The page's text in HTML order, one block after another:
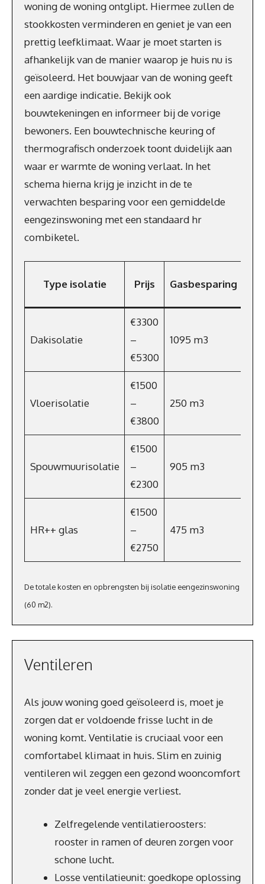
woning de woning ontglipt. Hiermee zullen de
stookkosten verminderen en geniet je van een
prettig leefklimaat. Waar je moet starten is
afhankelijk van de manier waarop je huis nu is
geïsoleerd. Het bouwjaar van de woning geeft
een aardige indicatie. Bekijk ook
bouwtekeningen en informeer bij de vorige
bewoners. Een bouwtechnische keuring of
thermografisch onderzoek toont duidelijk aan
waar er warmte de woning verlaat. In het
schema hierna krijg je inzicht in de te
verwachten besparing voor een gemiddelde
eengezinswoning met een standaard hr
combiketel.
Type isolatie Prijs Gasbesparing
Dakisolatie
€3300
–
€5300
1095 m3
Vloerisolatie
€1500
–
€3800
250 m3
Spouwmuurisolatie
€1500
–
€2300
905 m3
HR++ glas
€1500
–
€2750
475 m3
De totale kosten en opbrengsten bij isolatie eengezinswoning
(60 m2).
Ventileren
Als jouw woning goed geïsoleerd is, moet je
zorgen dat er voldoende frisse lucht in de
woning komt. Ventilatie is cruciaal voor een
comfortabel klimaat in huis. Slim en zuinig
ventileren wil zeggen een gezond wooncomfort
zonder dat je veel energie verliest.
Zelfregelende ventilatieroosters:
rooster in ramen of deuren zorgen voor
schone lucht.
Losse ventilatieunit: goedkope oplossing